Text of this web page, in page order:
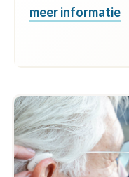
meer informatie